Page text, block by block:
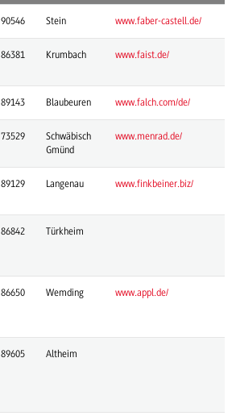
90546 Stein www.faber-castell.de/
86381 Krumbach www.faist.de/
89143 Blaubeuren www.falch.com/de/
73529
Schwäbisch
Gmünd
www.menrad.de/
89129 Langenau www.finkbeiner.biz/
86842 Türkheim
86650 Wemding www.appl.de/
89605 Altheim